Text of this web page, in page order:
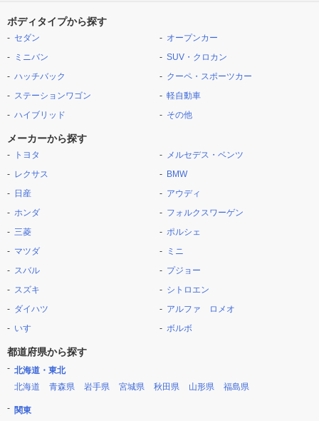
ボディタイプから探す
セダン
ミニバン
ハッチバック
ステーションワゴン
ハイブリッド
オープンカー
SUV・クロカン
クーペ・スポーツカー
軽自動車
その他
メーカーから探す
トヨタ
レクサス
日産
ホンダ
三菱
マツダ
スバル
スズキ
ダイハツ
いすゞ
メルセデス・ベンツ
BMW
アウディ
フォルクスワーゲン
ポルシェ
ミニ
プジョー
シトロエン
アルファ ロメオ
ボルボ
都道府県から探す
北海道・東北
北海道
青森県 岩手県 宮城県 秋田県 山形県 福島県
関東